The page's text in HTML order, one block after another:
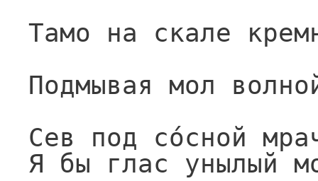
Тамо на скале
Подмывая мол
Сев под со́сной
Я бы глас унылый